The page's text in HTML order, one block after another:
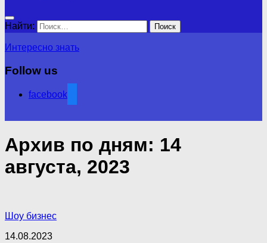
Найти:
Интересно знать
Follow us
facebook
Архив по дням: 14
августа, 2023
Шоу бизнес
14.08.2023